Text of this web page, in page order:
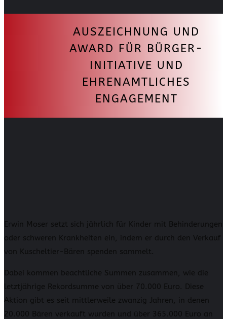
AUSZEICHNUNG UND
AWARD FÜR BÜRGER-
INITIATIVE UND
EHRENAMTLICHES
ENGAGEMENT
Erwin Moser setzt sich jährlich für Kinder mit Behinderungen
oder schweren Krankheiten ein, indem er durch den Verkauf
von Kuscheltier-Bären spenden sammelt.
Dabei kommen beachtliche Summen zusammen, wie die
letztjährige Rekordsumme von über 70.000 Euro. Diese
Aktion gibt es seit mittlerweile zwanzig Jahren, in denen
20.000 Bären verkauft wurden und über 365.000 Euro an